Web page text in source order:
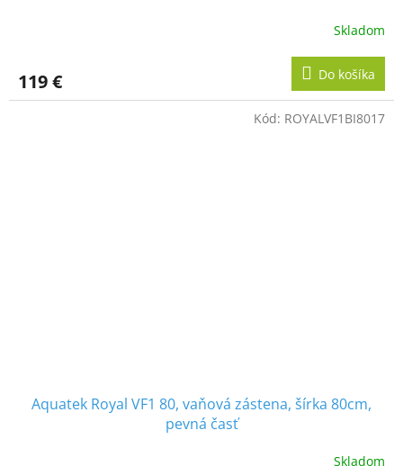
Skladom
119 € Do košíka
Aquatek Royal VF1 80, vaňová zástena, šírka 80cm,
pevná časť
Skladom
Kód: ROYALVF1BI8017